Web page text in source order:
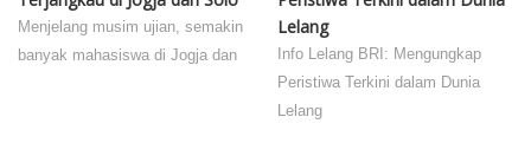
Menjelang musim ujian, semakin
banyak mahasiswa di Jogja dan
Lelang
Info Lelang BRI: Mengungkap
Peristiwa Terkini dalam Dunia
Lelang